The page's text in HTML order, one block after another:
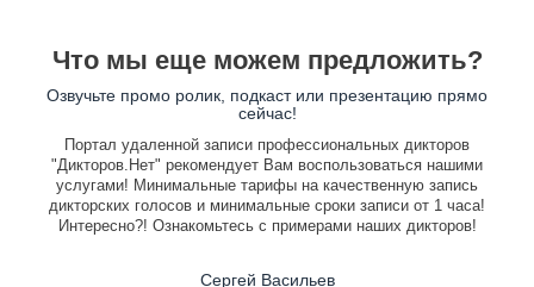
Что мы еще можем предложить?
Озвучьте промо ролик, подкаст или презентацию прямо
сейчас!
Портал удаленной записи профессиональных дикторов
"Дикторов.Нет" рекомендует Вам воспользоваться нашими
услугами! Минимальные тарифы на качественную запись
дикторских голосов и минимальные сроки записи от 1 часа!
Интересно?! Ознакомьтесь с примерами наших дикторов!
Сергей Васильев